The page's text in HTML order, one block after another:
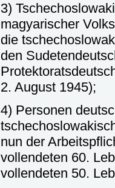
3)
magyarischer
die
den
2. August 1945);
4) Personen
nun der
vollendeten 60.
vollendeten 50.